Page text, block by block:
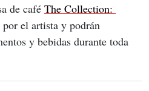
de café The Collection:
el artista y podrán
y bebidas durante toda